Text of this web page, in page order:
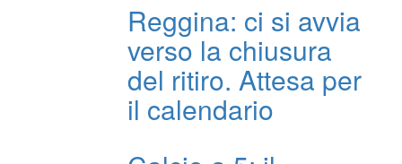
Reggina: ci si avvia
verso la chiusura
del ritiro. Attesa per
il calendario